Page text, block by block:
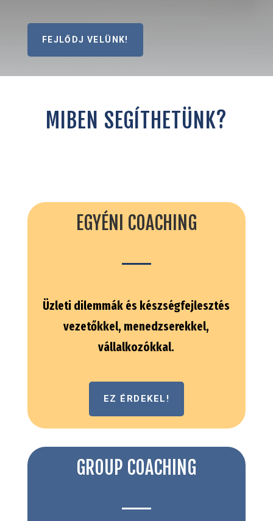
FEJLŐDJ VELÜNK!
MIBEN SEGÍTHETÜNK?
EGYÉNI COACHING
Üzleti dilemmák és készségfejlesztés
vezetőkkel, menedzserekkel,
vállalkozókkal.
EZ ÉRDEKEL!
GROUP COACHING